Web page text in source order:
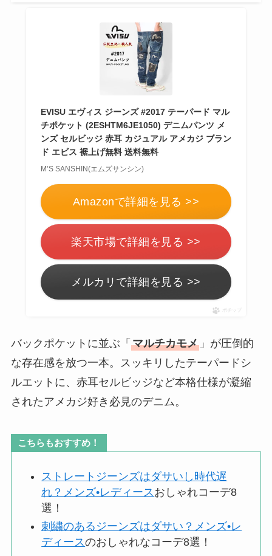
EVISU エヴィス ジーンズ #2017 テーパード マル
チポケット (2ESHTM6JE1050) デニムパンツ メ
ンズ セルビッジ 赤耳 カジュアル アメカジ ブラン
ド エビス 裾上げ無料 送料無料
M’S SANSHIN(エムズサンシン)
Amazonで詳細を見る >>
楽天市場で詳細を見る >>
メルカリで詳細を見る >>
ポチップ
バックポケットに並ぶ「 マルチカモメ」が圧倒的
な存在感を放つ一本。スッキリしたテーパードシ
ルエットに、赤耳セルビッジなど本格仕様が凝縮
されたアメカジ好き必見のデニム。
こちらもおすすめ！
ストレートジーンズはダサいし時代遅
れ？メンズ•レディース おしゃれコーデ8
選！
刺繍のあるジーンズはダサい？メンズ•レ
ディースのおしゃれなコーデ8選！